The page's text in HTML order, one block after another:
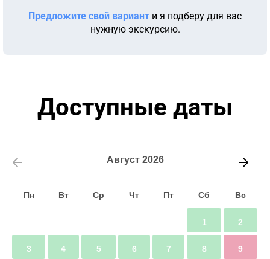
Предложите свой вариант и я подберу для вас
нужную экскурсию.
Доступные даты
Август 2026
Пн Вт Ср Чт Пт Сб Вс
1 2
3 4 5 6 7 8 9